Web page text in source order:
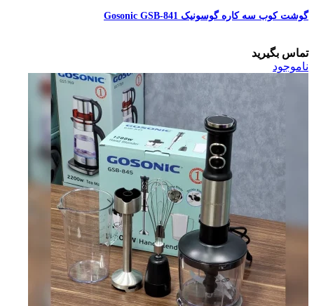
گوشت کوب سه کاره گوسونیک Gosonic GSB-841
تماس بگیرید
ناموجود